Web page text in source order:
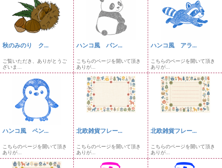
秋のみのり ク...
ご覧いただき、ありがとうご
ざいま...
ハンコ風 パン...
こちらのページを開いて頂き
ありが...
ハンコ風 アラ...
こちらのページを開いて頂き
ありが...
ハンコ風 ペン...
こちらのページを開いて頂き
ありが...
北欧雑貨フレー...
こちらのページを開いて頂き
ありが...
北欧雑貨フレー...
こちらのページを開いて頂き
ありが...